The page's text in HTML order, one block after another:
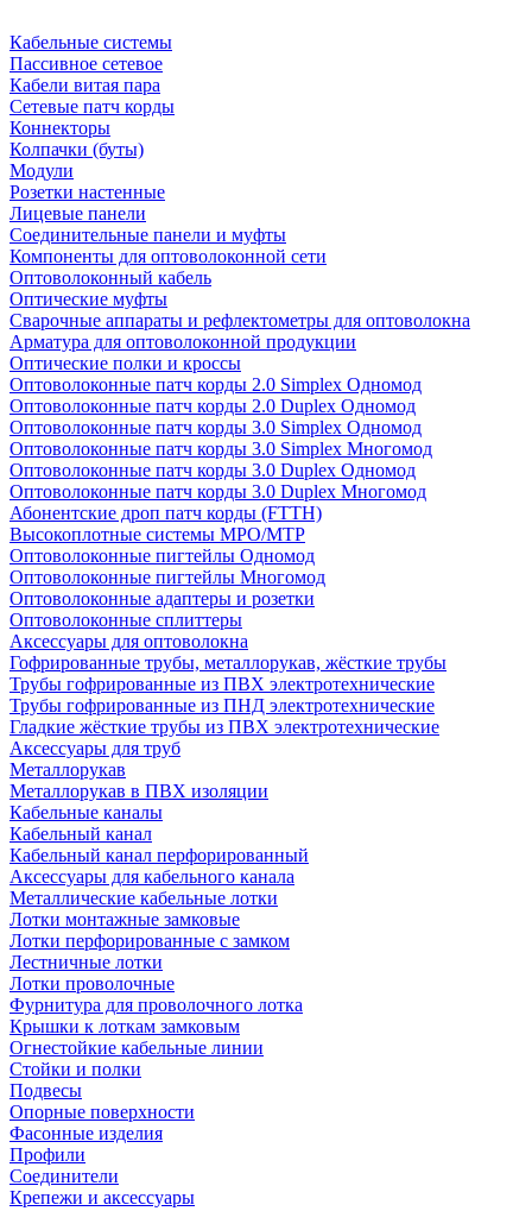
Кабельные системы
Пассивное сетевое
Кабели витая пара
Сетевые патч корды
Коннекторы
Колпачки (буты)
Модули
Розетки настенные
Лицевые панели
Соединительные панели и муфты
Компоненты для оптоволоконной сети
Оптоволоконный кабель
Оптические муфты
Сварочные аппараты и рефлектометры для оптоволокна
Арматура для оптоволоконной продукции
Оптические полки и кроссы
Оптоволоконные патч корды 2.0 Simplex Одномод
Оптоволоконные патч корды 2.0 Duplex Одномод
Оптоволоконные патч корды 3.0 Simplex Одномод
Оптоволоконные патч корды 3.0 Simplex Многомод
Оптоволоконные патч корды 3.0 Duplex Одномод
Оптоволоконные патч корды 3.0 Duplex Многомод
Абонентские дроп патч корды (FTTH)
Высокоплотные системы MPO/MTP
Оптоволоконные пигтейлы Одномод
Оптоволоконные пигтейлы Многомод
Оптоволоконные адаптеры и розетки
Оптоволоконные сплиттеры
Аксессуары для оптоволокна
Гофрированные трубы, металлорукав, жёсткие трубы
Трубы гофрированные из ПВХ электротехнические
Трубы гофрированные из ПНД электротехнические
Гладкие жёсткие трубы из ПВХ электротехнические
Аксессуары для труб
Металлорукав
Металлорукав в ПВХ изоляции
Кабельные каналы
Кабельный канал
Кабельный канал перфорированный
Аксессуары для кабельного канала
Металлические кабельные лотки
Лотки монтажные замковые
Лотки перфорированные с замком
Лестничные лотки
Лотки проволочные
Фурнитура для проволочного лотка
Крышки к лоткам замковым
Огнестойкие кабельные линии
Стойки и полки
Подвесы
Опорные поверхности
Фасонные изделия
Профили
Соединители
Крепежи и аксессуары